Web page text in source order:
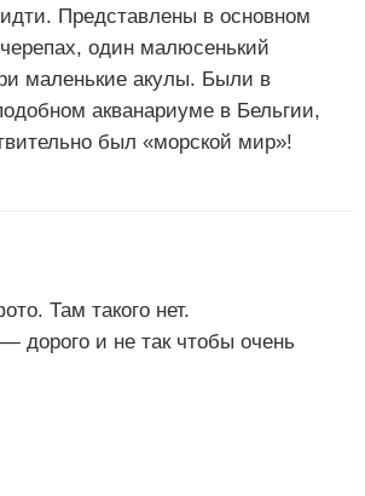
Представлены в основном
один малюсенький
маленькие акулы. Были в
акванариуме в Бельгии,
был «морской мир»!
Там такого нет.
дорого и не так чтобы очень